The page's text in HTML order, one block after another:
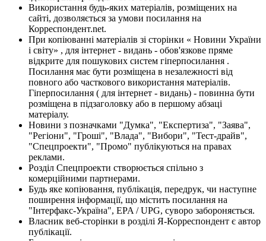
Використання будь-яких матеріалів, розміщених на
сайті, дозволяється за умови посилання на
Корреспондент.net.
При копіюванні матеріалів зі сторінки « Новини України
і світу» , для інтернет - видань - обов'язкове пряме
відкрите для пошукових систем гіперпосилання .
Посилання має бути розміщена в незалежності від
повного або часткового використання матеріалів.
Гіперпосилання ( для інтернет - видань) - повинна бути
розміщена в підзаголовку або в першому абзаці
матеріалу.
Новини з позначками "Думка", "Експертиза", "Заява",
"Регіони", "Гроші", "Влада", "Вибори", "Тест-драйв",
"Спецпроекти", "Промо" публікуються на правах
реклами.
Розділ Спецпроекти створюється спільно з
комерційними партнерами.
Будь яке копіювання, публікація, передрук, чи наступне
поширення інформації, що містить посилання на
"Інтерфакс-Україна", EPA / UPG, суворо забороняється.
Власник веб-сторінки в розділі Я-Корреспондент є автор
публікації.